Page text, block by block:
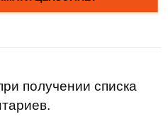
получении списка